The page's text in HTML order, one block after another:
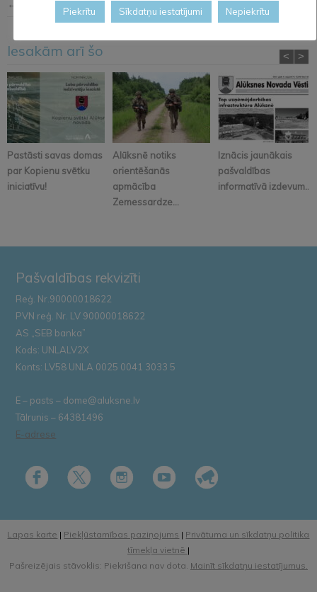
← Iepriekšējā ziņa Nākošā ziņa →
Iesakām arī šo
Pastāsti savas domas
par Kopienu svētku
iniciatīvu!
Alūksnē notiks
orientēšanās
apmācība
Zemessardze...
Iznācis jaunākais
pašvaldības
informatīvā izdevum...
< >
Pašvaldības rekvizīti
Reģ. Nr.90000018622
PVN reģ. Nr. LV 90000018622
AS „SEB banka”
Kods: UNLALV2X
Konts: LV58 UNLA 0025 0041 3033 5
E – pasts – dome@aluksne.lv
Tālrunis – 64381496
E-adrese
Lapas karte | Piekļūstamības paziņojums | Privātuma un sīkdatņu politika
tīmekļa vietnē |
Pašreizējais stāvoklis: Piekrišana nav dota. Mainīt sīkdatņu iestatījumus.
Piekrītu Sīkdatņu iestatījumi Nepiekrītu